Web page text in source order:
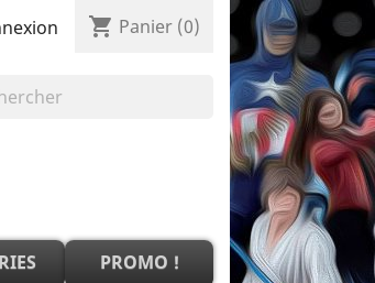
shopping_cart Panier (0)
PROMO !